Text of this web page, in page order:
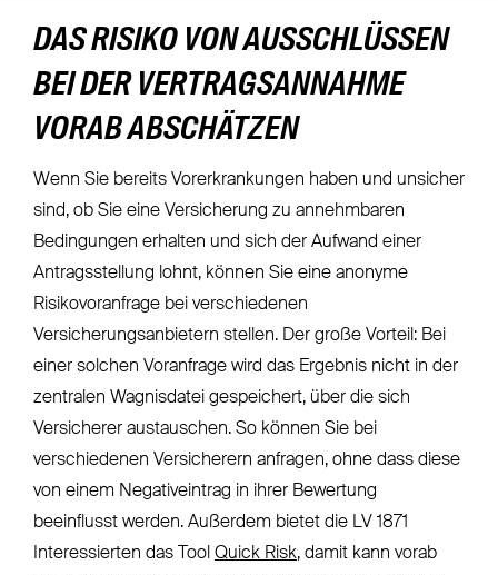
DAS RISIKO VON AUSSCHLÜSSEN
BEI DER VERTRAGSANNAHME
VORAB ABSCHÄTZEN
Wenn Sie bereits Vorerkrankungen haben und unsicher
sind, ob Sie eine Versicherung zu annehmbaren
Bedingungen erhalten und sich der Aufwand einer
Antragsstellung lohnt, können Sie eine anonyme
Risikovoranfrage bei verschiedenen
Versicherungsanbietern stellen. Der große Vorteil: Bei
einer solchen Voranfrage wird das Ergebnis nicht in der
zentralen Wagnisdatei gespeichert, über die sich
Versicherer austauschen. So können Sie bei
verschiedenen Versicherern anfragen, ohne dass diese
von einem Negativeintrag in ihrer Bewertung
beeinflusst werden. Außerdem bietet die LV 1871
Interessierten das Tool Quick Risk, damit kann vorab